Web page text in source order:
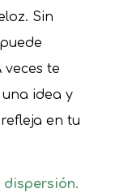
Sin
te
idea y
en tu
dispersión.